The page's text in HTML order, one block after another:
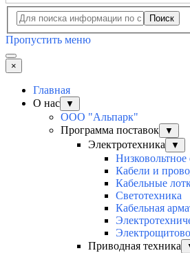
Поиск
Пропустить меню
×
Главная
О нас
▼
ООО "Альпарк"
Программа поставок
▼
Электротехника ▼
Низковольтное
Кабели и
Кабельные
Светотехника
Кабельная
Приводная техника